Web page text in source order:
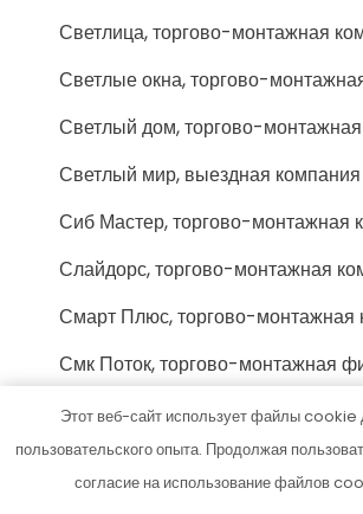
Светлица, торгово-монтажная
Светлые окна, торгово-
Светлый дом, торгово-
Светлый мир, выездная компания
Сиб Мастер, торгово-монтажная
Слайдорс, торгово-монтажная
Смарт Плюс, торгово-монтажная
Смк Поток, торгово-монтажная
Сок-Тольятти люкс, торгово-
фирма
Сок, производственно-
Этот веб-сайт использует файлы cookie
пользовательского опыта. Продолжая
согласие на использование файлов